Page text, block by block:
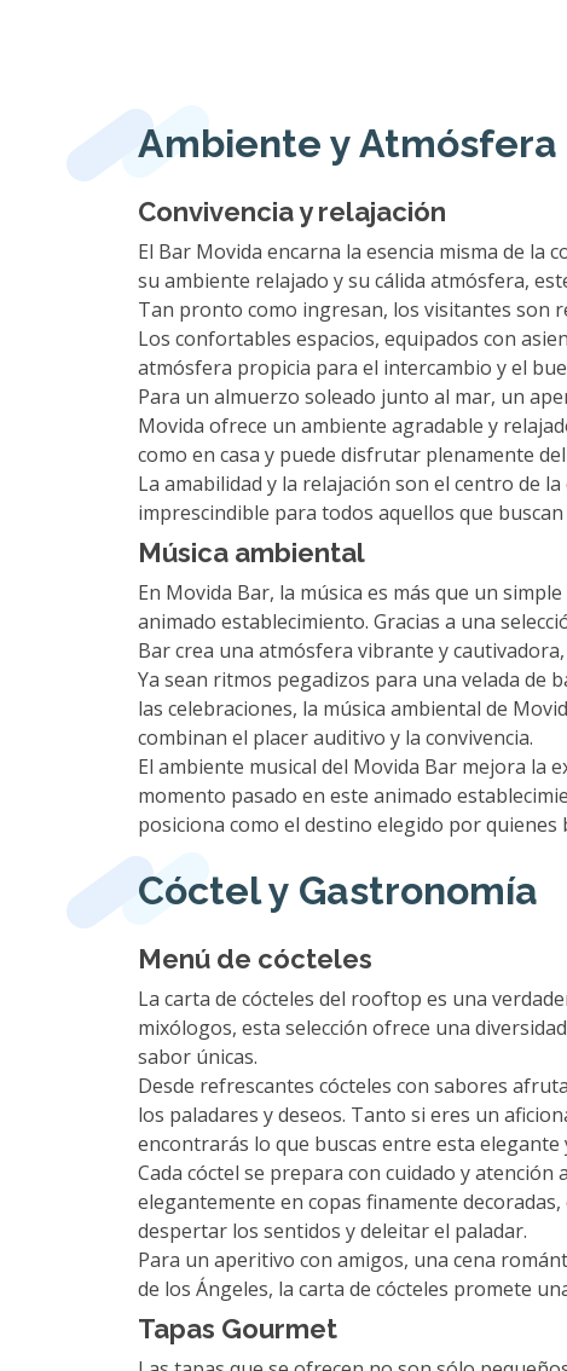
Ambiente y Atmósfera
Convivencia y relajación
El Bar Movida encarna la esencia misma de la
su ambiente relajado y su cálida atmósfera,
Tan pronto como ingresan, los visitantes son
Los confortables espacios, equipados con
atmósfera propicia para el intercambio y el
Para un almuerzo soleado junto al mar, un
Movida ofrece un ambiente agradable y
como en casa y puede disfrutar plenamente
La amabilidad y la relajación son el centro de
imprescindible para todos aquellos que
Música ambiental
En Movida Bar, la música es más que un
animado establecimiento. Gracias a una
Bar crea una atmósfera vibrante y
Ya sean ritmos pegadizos para una velada de
las celebraciones, la música ambiental de
combinan el placer auditivo y la convivencia.
El ambiente musical del Movida Bar mejora la
momento pasado en este animado
posiciona como el destino elegido por
Cóctel y Gastronomía
Menú de cócteles
La carta de cócteles del rooftop es una
mixólogos, esta selección ofrece una
sabor únicas.
Desde refrescantes cócteles con sabores
los paladares y deseos. Tanto si eres un
encontrarás lo que buscas entre esta elegante
Cada cóctel se prepara con cuidado y
elegantemente en copas finamente
despertar los sentidos y deleitar el paladar.
Para un aperitivo con amigos, una cena
de los Ángeles, la carta de cócteles promete
Tapas Gourmet